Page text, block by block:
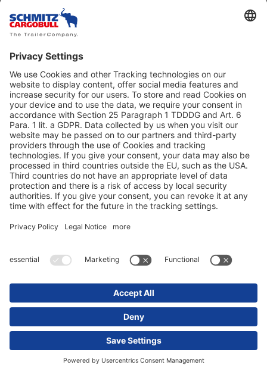
Protection des donnéesMentions obligatoires/légales
© 2025 Schmitz Cargobull. All Rights Reserved